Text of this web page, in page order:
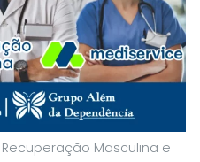
Masculina e